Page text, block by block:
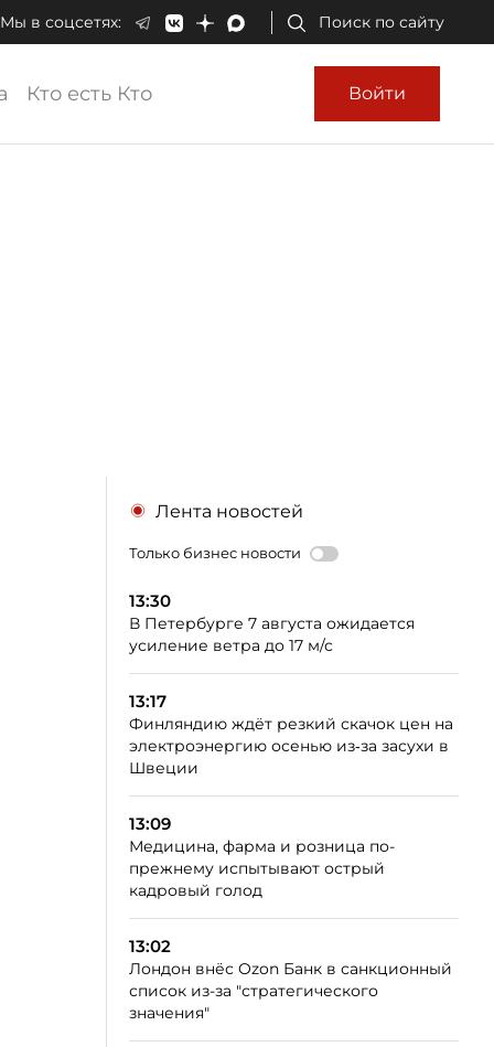
Мы в соцсетях: Поиск по сайту
Кто есть Кто Войти
Лента новостей
Только бизнес новости
13:30
В Петербурге 7 августа ожидается
усиление ветра до 17 м/с
13:17
Финляндию ждёт резкий скачок цен на
электроэнергию осенью из‑за засухи в
Швеции
13:09
Медицина, фарма и розница по-
прежнему испытывают острый
кадровый голод
13:02
Лондон внёс Ozon Банк в санкционный
список из-за "стратегического
значения"